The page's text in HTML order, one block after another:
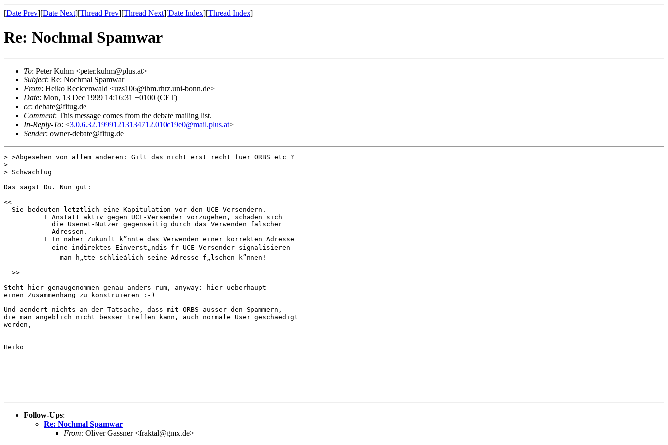
[Date Prev][Date Next][Thread Prev][Thread Next][Date Index][Thread Index]
Re: Nochmal Spamwar
To: Peter Kuhm <peter.kuhm@plus.at>
Subject: Re: Nochmal Spamwar
From: Heiko Recktenwald <uzs106@ibm.rhrz.uni-bonn.de>
Date: Mon, 13 Dec 1999 14:16:31 +0100 (CET)
cc: debate@fitug.de
Comment: This message comes from the debate mailing list.
In-Reply-To: <3.0.6.32.19991213134712.010c19e0@mail.plus.at>
Sender: owner-debate@fitug.de
> >Abgesehen von allem anderen: Gilt das nicht erst recht fuer ORBS etc ?
>
> Schwachfug
Das sagst Du. Nun gut:
<<
  Sie bedeuten letztlich eine Kapitulation vor den UCE-Versendern.
          + Anstatt aktiv gegen UCE-Versender vorzugehen, schaden sich
            die Usenet-Nutzer gegenseitig durch das Verwenden falscher
            Adressen.
          + In naher Zukunft k”nnte das Verwenden einer korrekten Adresse
            eine indirektes Einverst„ndis fr UCE-Versender signalisieren
            - man h„tte schlieálich seine Adresse f„lschen k”nnen!
  >>
Steht hier genaugenommen genau anders rum, anyway: hier ueberhaupt
einen Zusammenhang zu konstruieren :-)
Und aendert nichts an der Tatsache, dass mit ORBS ausser den Spammern,
die man angeblich nicht besser treffen kann, auch normale User geschaedigt
werden,
Heiko
Follow-Ups:
Re: Nochmal Spamwar
From: Oliver Gassner <fraktal@gmx.de>